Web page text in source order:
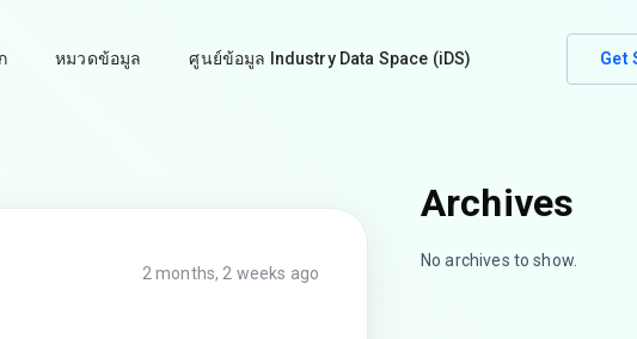
หมวดข้อมูล ศูนย์ข้อมูล Industry Data Space (iDS) Get
2 months, 2 weeks ago
Archives
No archives to show.